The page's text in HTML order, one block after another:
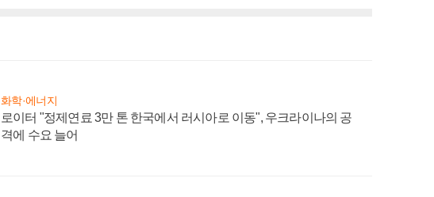
화학·에너지
로이터 "정제연료 3만 톤 한국에서 러시아로 이동", 우크라이나의 공
격에 수요 늘어